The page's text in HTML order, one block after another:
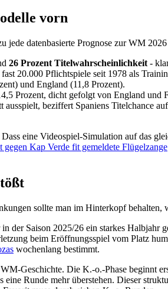
vorn
jede datenbasierte Prognose zur WM 2026
26 Prozent Titelwahrscheinlichkeit -
20.000 Pflichtspiele seit 1978 als
und England (11,8 Prozent).
Prozent, dicht gefolgt von England und
beziffert Spaniens Titelchance auf
eine Videospiel-Simulation auf das
gegen Kap Verde fit gemeldete Flügelzange
sollte man im Hinterkopf behalten,
der Saison 2025/26 ein starkes
beim Eröffnungsspiel vom Platz
wochenlang bestimmt.
Geschichte. Die K.-o.-Phase beginnt
eine Runde mehr überstehen. Dieser